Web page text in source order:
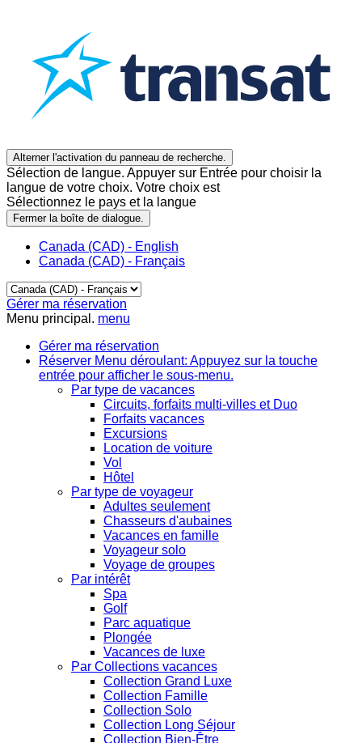
Alterner l'activation du panneau de recherche.
Sélection de langue. Appuyer sur Entrée pour choisir la
langue de votre choix. Votre choix est
Sélectionnez le pays et la langue
Fermer la boîte de dialogue.
Canada (CAD) - English
Canada (CAD) - Français
Gérer ma réservation
Menu principal. menu
Gérer ma réservation
Réserver Menu déroulant: Appuyez sur la touche
entrée pour afficher le sous-menu.
Par type de vacances
Circuits, forfaits multi-villes et Duo
Forfaits vacances
Excursions
Location de voiture
Vol
Hôtel
Par type de voyageur
Adultes seulement
Chasseurs d'aubaines
Vacances en famille
Voyageur solo
Voyage de groupes
Par intérêt
Spa
Golf
Parc aquatique
Plongée
Vacances de luxe
Par Collections vacances
Collection Grand Luxe
Collection Famille
Collection Solo
Collection Long Séjour
Collection Bien-Être